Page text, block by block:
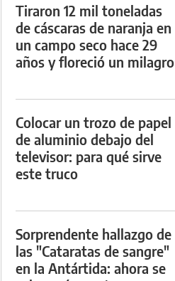
Tiraron 12 mil toneladas
de cáscaras de naranja en
un campo seco hace 29
años y floreció un milagro
Colocar un trozo de papel
de aluminio debajo del
televisor: para qué sirve
este truco
Sorprendente hallazgo de
las "Cataratas de sangre"
en la Antártida: ahora se